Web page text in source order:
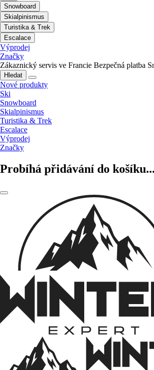
Snowboard
Skialpinismus
Turistika & Trek
Escalace
Výprodej
Značky
Zákaznický servis ve Francie Bezpečná platba
Hledat
Nové produkty
Ski
Snowboard
Skialpinismus
Turistika & Trek
Escalace
Výprodej
Značky
Probíhá přidávání do košíku...